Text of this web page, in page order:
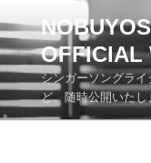
ン
テ
ン
ツ
へ
OFFICIAL
シンガーソングラ
ど、随時公開いたし